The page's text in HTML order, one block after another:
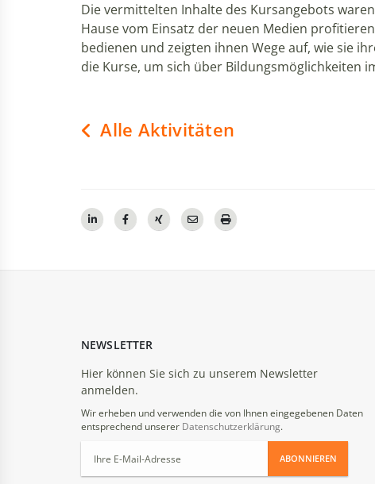
Die vermittelten Inhalte des Kursangebots
Hause vom Einsatz der neuen Medien
bedienen und zeigten ihnen Wege auf, wie sie
die Kurse, um sich über Bildungsmöglichkeiten
Alle Aktivitäten
NEWSLETTER
Hier können Sie sich zu unserem Newsletter
anmelden.
Wir erheben und verwenden die von Ihnen eingegebenen Daten
entsprechend unserer Datenschutzerklärung.
ABONNIEREN